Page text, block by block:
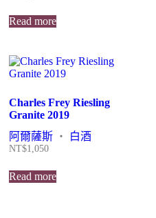
Read more
Charles Frey Riesling
Granite 2019
阿爾薩斯 ・ 白酒
NT$1,050
Read more